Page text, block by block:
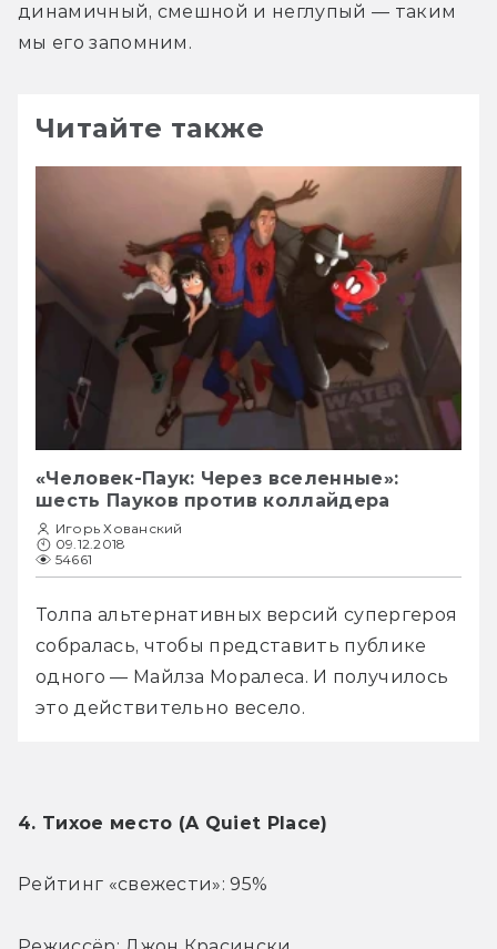
динамичный, смешной и неглупый — таким
мы его запомним.
Читайте также
«Человек-Паук: Через вселенные»:
шесть Пауков против коллайдера
Игорь Хованский
09.12.2018
54661
Толпа альтернативных версий супергероя
собралась, чтобы представить публике
одного — Майлза Моралеса. И получилось
это действительно весело.
4. Тихое место (A Quiet Place)
Рейтинг «свежести»: 95%